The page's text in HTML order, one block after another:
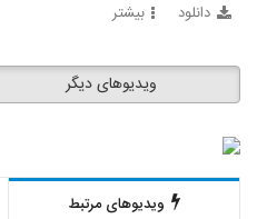
دانلود بیشتر
ویدیوهای دیگر
ویدیوهای مرتبط